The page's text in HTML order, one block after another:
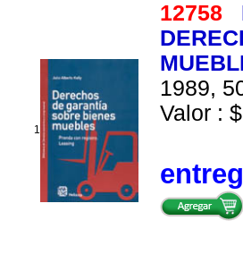
1
12758
1989,
Valor :